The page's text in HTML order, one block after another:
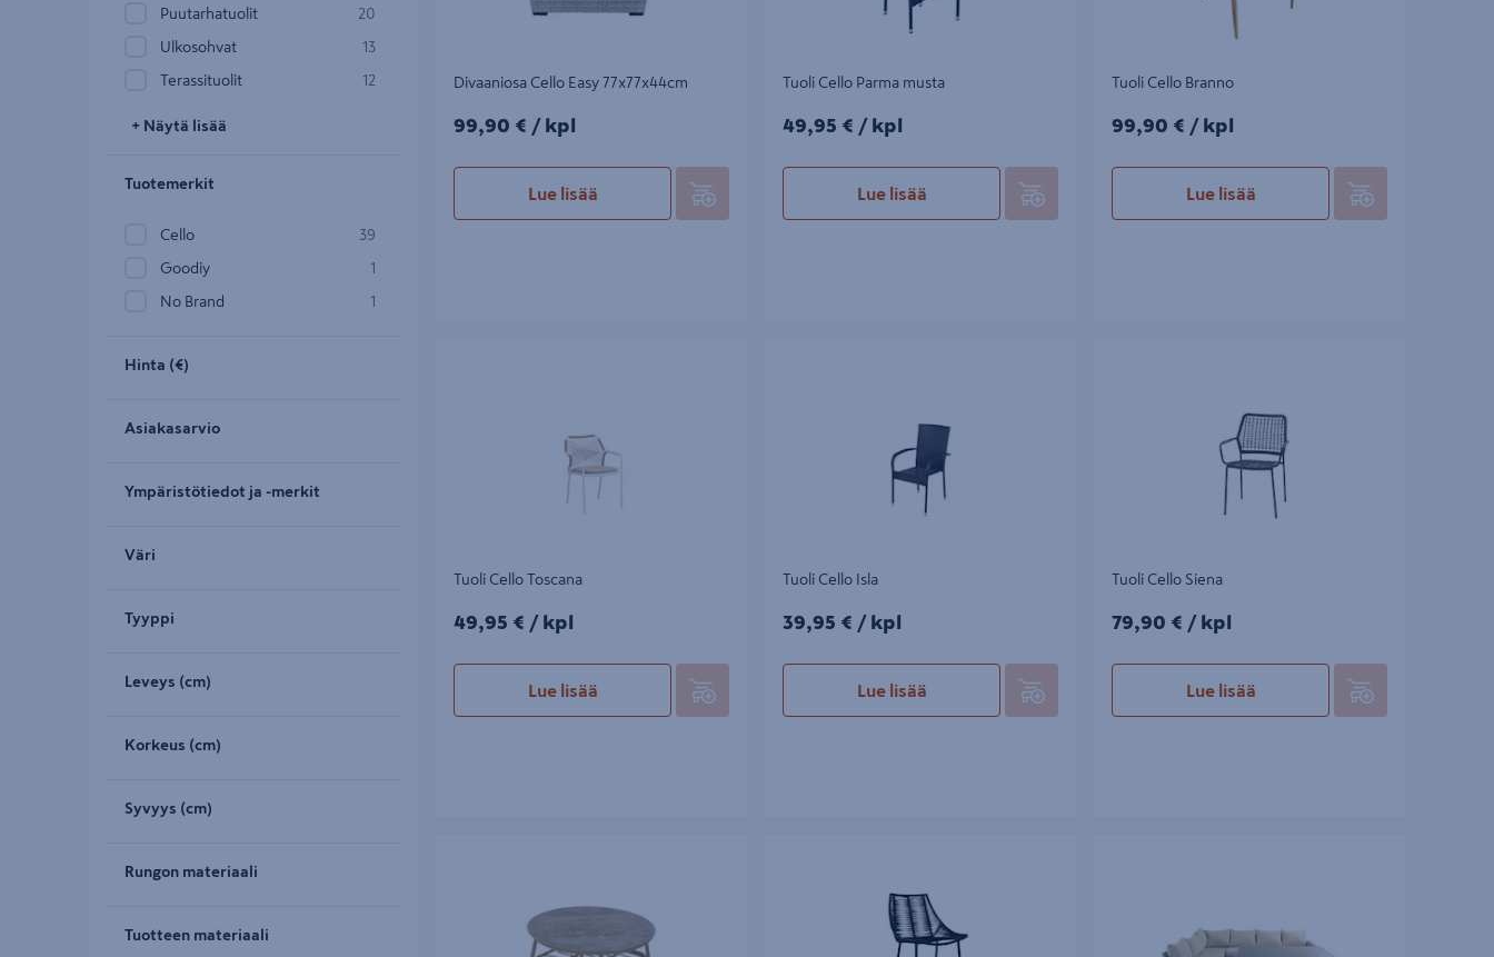
Puutarhatuolit 20
Ulkosohvat 13
Terassituolit 12
+ Näytä lisää
Tuotemerkit
Cello 39
Goodiy 1
No Brand 1
Hinta (€)
Asiakasarvio
Ympäristötiedot ja -merkit
Väri
Tyyppi
Leveys (cm)
Korkeus (cm)
Syvyys (cm)
Rungon materiaali
Tuotteen materiaali
Divaaniosa Cello Easy 77x77x44cm
99,90€/kpl
99,90 € / kpl
Lue lisää
Tuoli Cello Parma musta
49,95€/kpl
49,95 € / kpl
Lue lisää
Tuoli Cello Branno
99,90€/kpl
99,90 € / kpl
Lue lisää
Tuoli Cello Toscana
49,95€/kpl
49,95 € / kpl
Lue lisää
Tuoli Cello Isla
39,95€/kpl
39,95 € / kpl
Lue lisää
Tuoli Cello Siena
79,90€/kpl
79,90 € / kpl
Lue lisää